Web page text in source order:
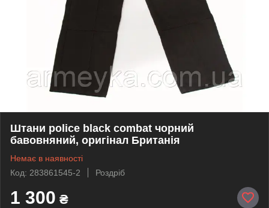
Штани police black combat чорний
бавовняний, оригінал Британія
Немає в наявності
Код: 283861545-2
Роздріб
1 300 ₴